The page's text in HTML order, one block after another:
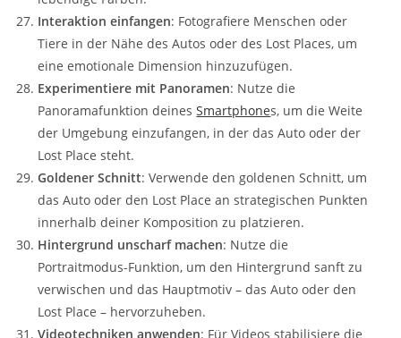
Interaktion einfangen: Fotografiere Menschen oder
Tiere in der Nähe des Autos oder des Lost Places, um
eine emotionale Dimension hinzuzufügen.
Experimentiere mit Panoramen: Nutze die
Panoramafunktion deinesSmartphones, um die Weite
der Umgebung einzufangen, in der das Auto oder der
Lost Place steht.
Goldener Schnitt: Verwende den goldenen Schnitt, um
das Auto oder den Lost Place an strategischen Punkten
innerhalb deiner Komposition zu platzieren.
Hintergrund unscharf machen: Nutze die
Portraitmodus-Funktion, um den Hintergrund sanft zu
verwischen und das Hauptmotiv – das Auto oder den
Lost Place – hervorzuheben.
Videotechniken anwenden: Für Videos stabilisiere die